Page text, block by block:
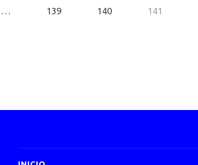
… 139 140 141